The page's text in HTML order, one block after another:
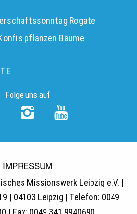
Rogate
pflanzen Bäume
Folge uns auf
IMPRESSUM
Missionswerk Leipzig e.V. |
| 04103 Leipzig | Telefon: 0049
| Fax: 0049 341 9940690